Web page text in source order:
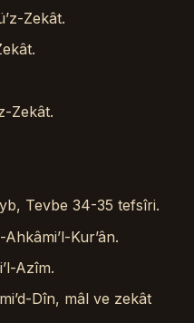
Zekât.
Zekât.
Tevbe 34-35 tefsîri.
Kur’ân.
Azîm.
Dîn, mâl ve zekât